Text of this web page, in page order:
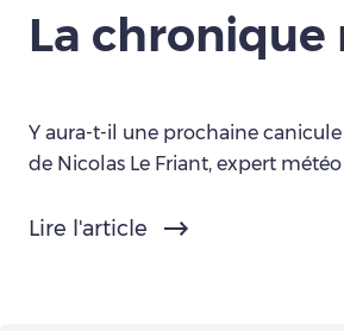
La chronique
Y aura-t-il une prochaine
de Nicolas Le Friant, expert météo
Lire l'article